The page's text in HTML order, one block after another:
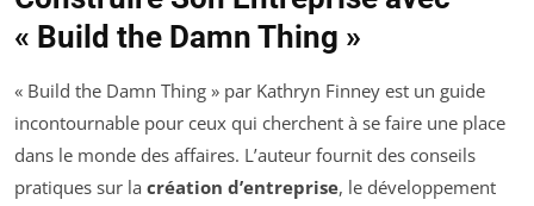
« Build the Damn Thing »
« Build the Damn Thing » par Kathryn Finney est un guide
incontournable pour ceux qui cherchent à se faire une place
dans le monde des affaires. L’auteur fournit des conseils
pratiques sur la création d’entreprise, le développement